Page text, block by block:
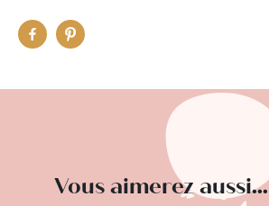
Vous aimerez aussi...